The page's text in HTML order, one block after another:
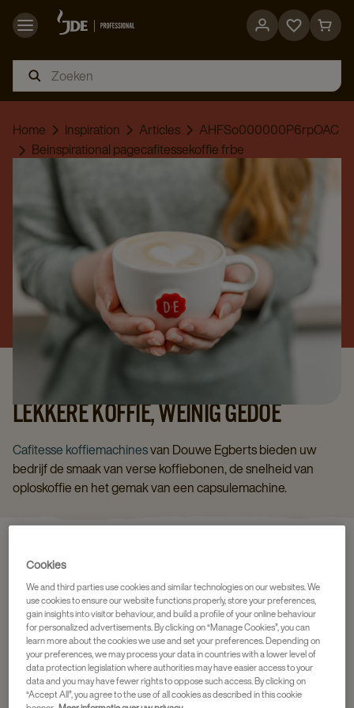
Go
page
Go
page
Home Inspiration Articles
AHFSo000000P6rpOAC
Beinspirational pagecafitessekoffie frbe
LEKKERE KOFFIE, WEINIG GEDOE
Cafitesse koffiemachinesvan Douwe Egberts bieden uw
bedrijf de smaak van verse koffiebonen, de snelheid van
oploskoffie en het gemak van een capsulemachine.
Cookies
We and third parties use cookies and similar technologies on our websites. We
use cookies to ensure our website functions properly, store your preferences,
gain insights into visitor behaviour, and build a profile of your online behaviour
for personalized advertisements. By clicking on “Manage Cookies”, you can
learn more about the cookies we use and set your preferences. Depending on
your preferences, we may process your data in countries with a lower level of
data protection legislation where authorities may have easier access to your
data and you may have fewer rights to oppose such access. By clicking on
“Accept All”, you agree to the use of all cookies as described in this cookie